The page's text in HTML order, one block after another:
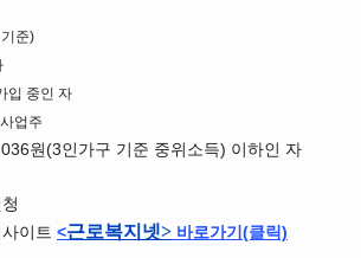
준)
입 중인 자
업주
원(3인가구 기준 중위소득) 이하인 자
이트 <근로복지넷> 바로가기(클릭)